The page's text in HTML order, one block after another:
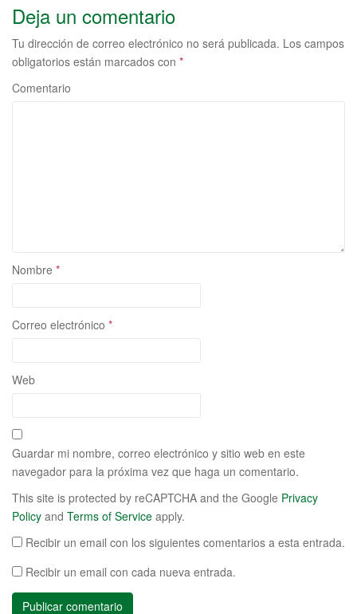
la
entrada
Deja un comentario
Tu dirección de correo electrónico no será publicada. Los campos
obligatorios están marcados con *
Comentario
Nombre *
Correo electrónico *
Web
Guardar mi nombre, correo electrónico y sitio web en este
navegador para la próxima vez que haga un comentario.
This site is protected by reCAPTCHA and the Google Privacy
Policy and Terms of Service apply.
Recibir un email con los siguientes comentarios a esta entrada.
Recibir un email con cada nueva entrada.